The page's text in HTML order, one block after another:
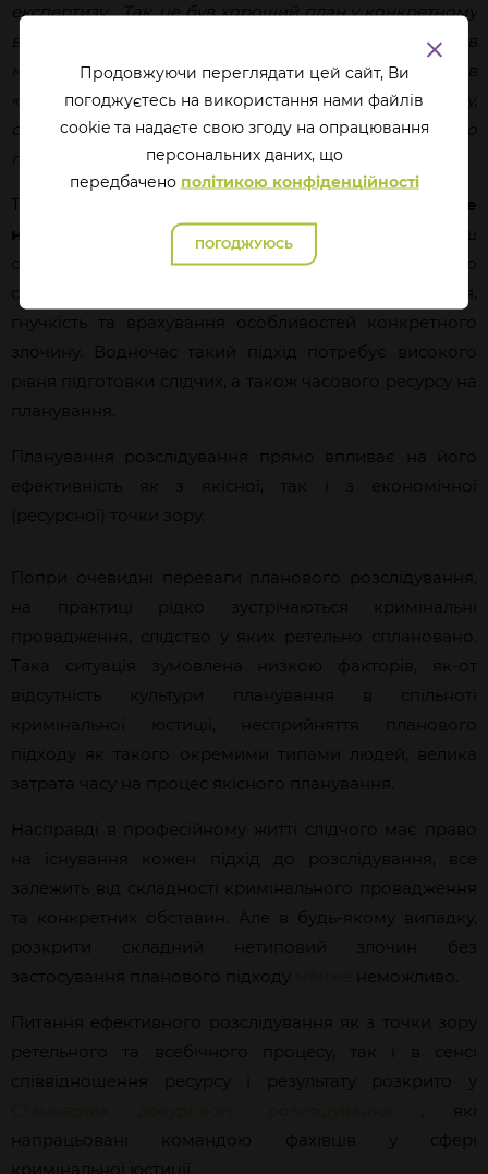
експертизу… Так, це був хороший план у конкретному
випадку, саме тоді, коли він створювався і був
наповнений змістом, але тільки він почав
«відскакувати від зубів» краще, ніж знання процесу,
спеціалізованого законодавства і суті податкового
порушення — слідство зазнало серйозних проблем…
Третім підходом до організації слідства є
орієнтоване
на результат
планове) розслідування.
Це найбільш
осмислений спосіб пізнання події злочину, сильною
стороною якого є висока якість розслідування,
гнучкість та врахування особливостей конкретного
злочину. Водночас такий підхід потребує високого
рівня підготовки слідчих, а також часового ресурсу на
планування.
Планування розслідування прямо впливає на його
ефективність як з якісної, так і з економічної
(ресурсної) точки зору.
Попри очевидні переваги планового розслідування,
на практиці рідко зустрічаються кримінальні
провадження, слідство у яких ретельно сплановано.
Така ситуація зумовлена низкою факторів, як-от
відсутність культури планування в спільноті
кримінальної юстиції, несприйняття планового
підходу як такого окремими типами людей, велика
затрата часу на процес якісного планування.
Насправді в професійному житті слідчого має право
на існування кожен підхід до розслідування, все
залежить від складності кримінального провадження
та конкретних обставин. Але в будь-якому випадку,
розкрити складний нетиповий злочин без
застосування планового підходу
неможливо.
Питання ефективного розслідування як з точки зору
ретельного та всебічного процесу, так і в сенсі
співвідношення ресурсу і результату розкрито у
, які
напрацьовані командою фахівців у сфері
кримінальної юстиції.
Продовжуючи переглядати цей сайт, Ви
погоджуєтесь на використання нами файлів
cookie та надаєте свою згоду на опрацювання
перcональних даних, що
передбачено політикою конфіденційності
ПОГОДЖУЮСЬ